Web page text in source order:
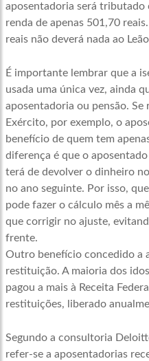
aposentadoria será tributado
renda de apenas 501,70
reais não deverá nada ao
É importante lembrar que a
usada uma única vez, ainda
aposentadoria ou pensão. Se
Exército, por exemplo, o
benefício de quem tem
diferença é que o
terá de devolver o dinheiro
no ano seguinte. Por isso,
pode fazer o cálculo mês a
que corrigir no ajuste,
frente.
Outro benefício concedido a
restituição. A maioria dos
pagou a mais à Receita
restituições, liberado
Segundo a consultoria
refer-se a aposentadorias